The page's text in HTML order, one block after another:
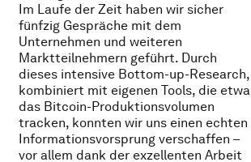
Im Laufe der Zeit haben wir sicher
fünfzig Gespräche mit dem
Unternehmen und weiteren
Marktteilnehmern geführt. Durch
dieses intensive Bottom-up-Research,
kombiniert mit eigenen Tools, die etwa
das Bitcoin-Produktionsvolumen
tracken, konnten wir uns einen echten
Informationsvorsprung verschaffen –
vor allem dank der exzellenten Arbeit